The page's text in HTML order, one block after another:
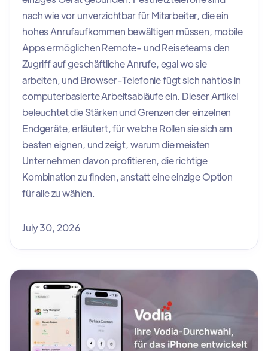
nach wie vor unverzichtbar für Mitarbeiter, die ein
hohes Anrufaufkommen bewältigen müssen, mobile
Apps ermöglichen Remote- und Reiseteams den
Zugriff auf geschäftliche Anrufe, egal wo sie
arbeiten, und Browser-Telefonie fügt sich nahtlos in
computerbasierte Arbeitsabläufe ein. Dieser Artikel
beleuchtet die Stärken und Grenzen der einzelnen
Endgeräte, erläutert, für welche Rollen sie sich am
besten eignen, und zeigt, warum die meisten
Unternehmen davon profitieren, die richtige
Kombination zu finden, anstatt eine einzige Option
für alle zu wählen.
July 30, 2026